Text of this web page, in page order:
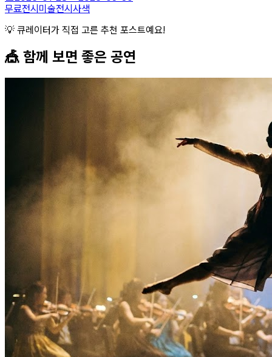
무료전시 미술전시 사색
💡 큐레이터가 직접 고른 추천 포스트예요!
🎪 함께 보면 좋은 공연